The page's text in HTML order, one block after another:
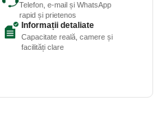
Telefon, e-mail și WhatsApp
rapid și prietenos
Informații detaliate
Capacitate reală, camere și
facilități clare